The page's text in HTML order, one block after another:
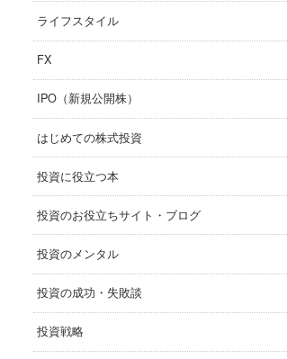
ライフスタイル
FX
IPO（新規公開株）
はじめての株式投資
投資に役立つ本
投資のお役立ちサイト・ブログ
投資のメンタル
投資の成功・失敗談
投資戦略